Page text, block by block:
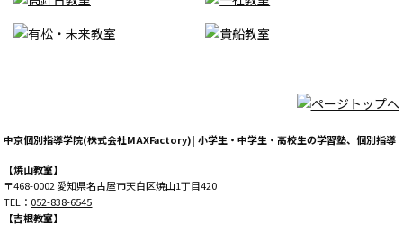
中京個別指導学院(株式会社MAXFactory)| 小学生・中学生・高校生の学習塾、個別指導
【焼山教室】
〒468-0002 愛知県名古屋市天白区焼山1丁目420
TEL： 052-838-6545
【吉根教室】